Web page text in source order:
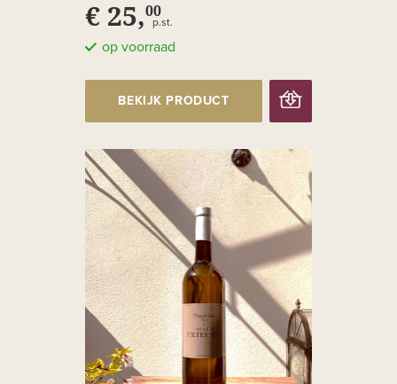
€ 25,00
p.st.
op voorraad
BEKIJK PRODUCT